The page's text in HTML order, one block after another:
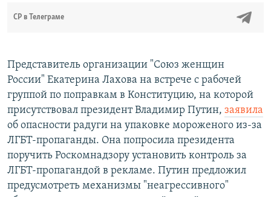
СР в Телеграме
Представитель организации "Союз женщин
России" Екатерина Лахова на встрече с рабочей
группой по поправкам в Конституцию, на которой
присутствовал президент Владимир Путин, заявила
об опасности радуги на упаковке мороженого из-за
ЛГБТ-пропаганды. Она попросила президента
поручить Роскомнадзору установить контроль за
ЛГБТ-пропагандой в рекламе. Путин предложил
предусмотреть механизмы "неагрессивного"